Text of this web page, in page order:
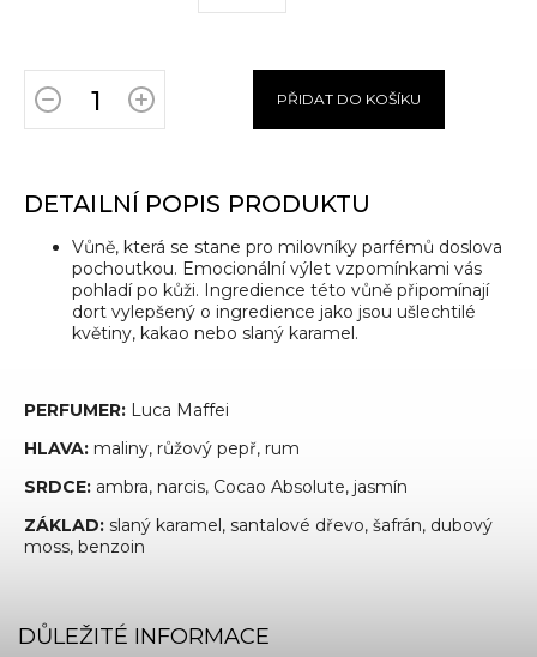
PŘIDAT DO KOŠÍKU
DETAILNÍ POPIS PRODUKTU
Vůně, která se stane pro milovníky parfémů doslova
pochoutkou. Emocionální výlet vzpomínkami vás
pohladí po kůži. Ingredience této vůně připomínají
dort vylepšený o ingredience jako jsou ušlechtilé
květiny, kakao nebo slaný karamel.
PERFUMER: Luca Maffei
HLAVA: maliny, růžový pepř, rum
SRDCE: ambra, narcis, Cocao Absolute, jasmín
ZÁKLAD: slaný karamel, santalové dřevo, šafrán, dubový
moss, benzoin
DŮLEŽITÉ INFORMACE